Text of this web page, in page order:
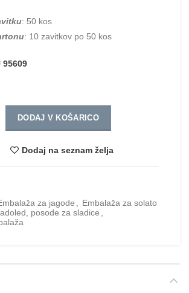
: 50 kos
: 10 zavitkov po 50 kos
95609
DODAJ V KOŠARICO
Dodaj na seznam želja
za jagode
Embalaža za solato
posode za sladice